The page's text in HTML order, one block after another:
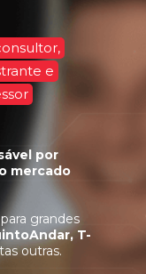
e
por
mercado
grandes
T-
outras.